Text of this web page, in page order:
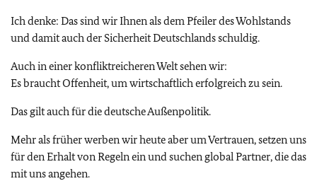
Ich denke: Das sind wir Ihnen als dem Pfeiler des Wohlstands
und damit auch der Sicherheit Deutschlands schuldig.
Auch in einer konfliktreicheren Welt sehen wir:
Es braucht Offenheit, um wirtschaftlich erfolgreich zu sein.
Das gilt auch für die deutsche Außenpolitik.
Mehr als früher werben wir heute aber um Vertrauen, setzen uns
für den Erhalt von Regeln ein und suchen global Partner, die das
mit uns angehen.